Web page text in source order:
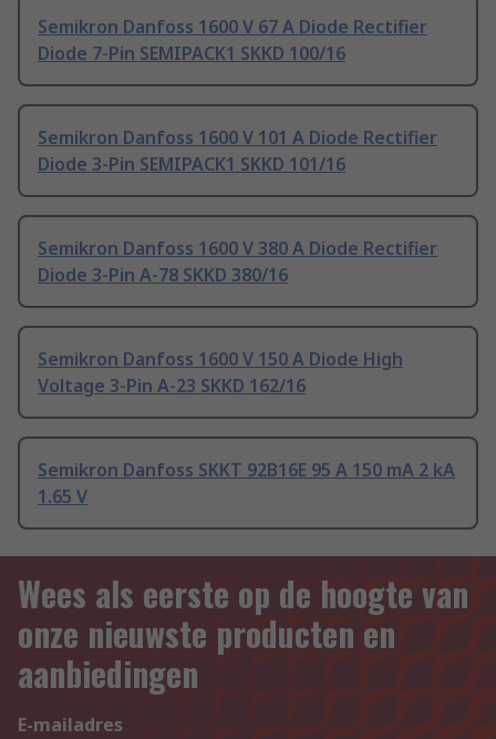
Semikron Danfoss 1600 V 67 A Diode Rectifier
Diode 7-Pin SEMIPACK1 SKKD 100/16
Semikron Danfoss 1600 V 101 A Diode Rectifier
Diode 3-Pin SEMIPACK1 SKKD 101/16
Semikron Danfoss 1600 V 380 A Diode Rectifier
Diode 3-Pin A-78 SKKD 380/16
Semikron Danfoss 1600 V 150 A Diode High
Voltage 3-Pin A-23 SKKD 162/16
Semikron Danfoss SKKT 92B16E 95 A 150 mA 2 kA
1.65 V
Wees als eerste op de hoogte van
onze nieuwste producten en
aanbiedingen
E-mailadres